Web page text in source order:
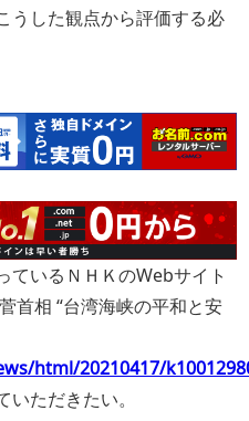
うした観点から評価する必
ているＮＨＫのWebサイト
首相 “台湾海峡の平和と安
html/20210417/
ただきたい。